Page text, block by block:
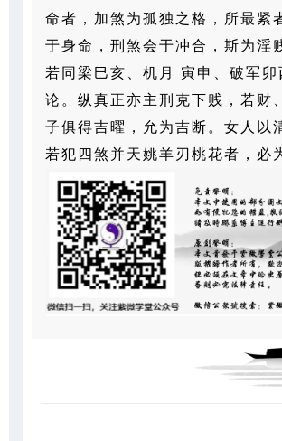
命者，加煞为孤独之格，所最紧
于身命，刑煞会于冲合，斯为淫
若同梁巳亥、机月 寅申、破军卯
论。纵真正亦主刑克下贱，若财
子俱得吉曜，允为吉断。女人以
若犯四煞并天姚羊刃桃花者，必